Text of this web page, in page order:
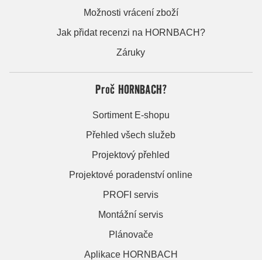
Možnosti vrácení zboží
Jak přidat recenzi na HORNBACH?
Záruky
Proč HORNBACH?
Sortiment E-shopu
Přehled všech služeb
Projektový přehled
Projektové poradenství online
PROFI servis
Montážní servis
Plánovače
Aplikace HORNBACH